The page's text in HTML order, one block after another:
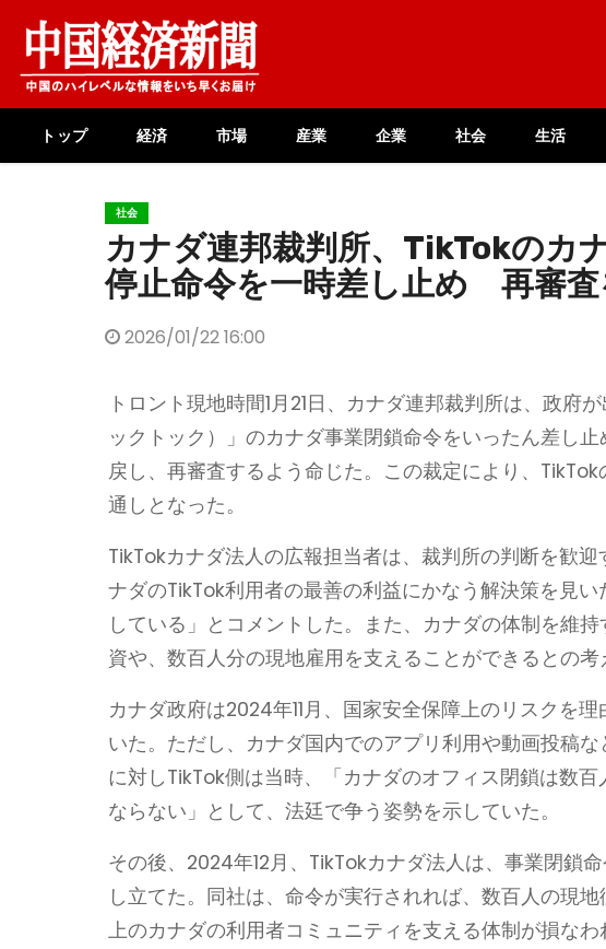
content
トップ 経済 市場 産業 企業 社会 生活
社会
カナダ連邦裁判所、TikTokのカ
停止命令を一時差し止め 再審査
2026/01/22 16:00
トロント現地時間1月21日、カナダ連邦裁判所は、政府
ックトック）」のカナダ事業閉鎖命令をいったん差し
戻し、再審査するよう命じた。この裁定により、
通しとなった。
TikTokカナダ法人の広報担当者は、裁判所の判断を歓
ナダのTikTok利用者の最善の利益にかなう解決策を見
している」とコメントした。また、カナダの体制を維
資や、数百人分の現地雇用を支えることができるとの考
カナダ政府は2024年11月、国家安全保障上のリスクを
いた。ただし、カナダ国内でのアプリ利用や動画投稿
に対しTikTok側は当時、「カナダのオフィス閉鎖は数
ならない」として、法廷で争う姿勢を示していた。
その後、2024年12月、TikTokカナダ法人は、事業閉鎖
し立てた。同社は、命令が実行されれば、数百人の現
上のカナダの利用者コミュニティを支える体制が損な